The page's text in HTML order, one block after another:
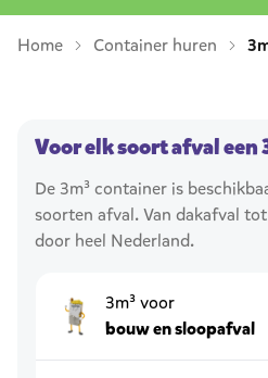
Home Container huren
Voor elk soort afval een
De 3m³ container is
soorten afval. Van dakafval
door heel Nederland.
3m³ voor
bouw en sloopafval